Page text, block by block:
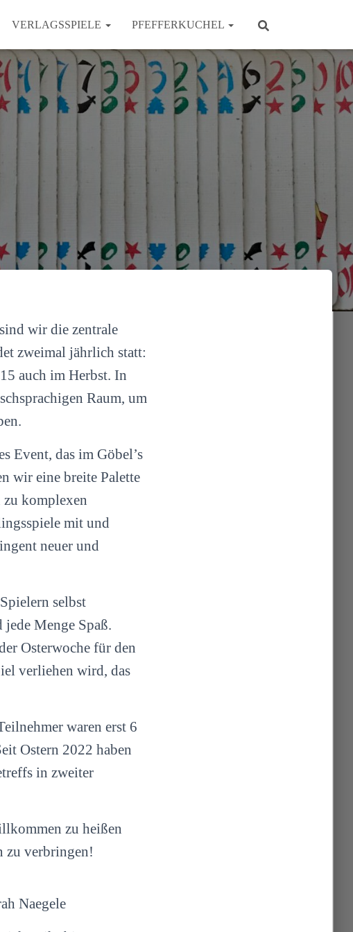
VERLAGSSPIELE PFEFFERKUCHEL
wir die zentrale
zweimal jährlich statt:
auch im Herbst. In
Raum, um
Event, das im Göbel’s
wir eine breite Palette
komplexen
mit und
neuer und
selbst
Menge Spaß.
Osterwoche für den
verliehen wird, das
waren erst 6
Ostern 2022 haben
in zweiter
zu heißen
zu verbringen!
Naegele